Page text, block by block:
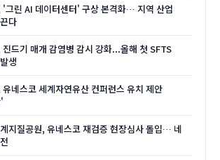
'그린 AI 데이터센터' 구상 본격화… 지역 산업
다
드기 매개 감염병 감시 강화...올해 첫 SFTS
생
네스코 세계자연유산 컨퍼런스 유치 제안
'
지질공원, 유네스코 재검증 현장심사 돌입… 네